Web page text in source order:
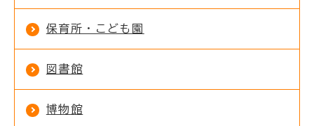
保育所・こども園
図書館
博物館